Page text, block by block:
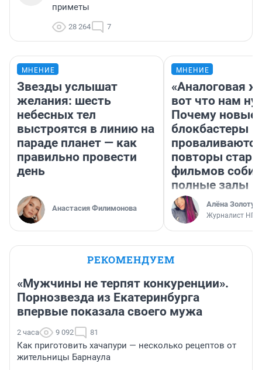
приметы
28 264 7
МНЕНИЕ
Звезды услышат
желания: шесть
небесных тел
выстроятся в линию на
параде планет — как
правильно провести
день
Анастасия Филимонова
МНЕНИЕ
«Аналоговая
вот что нам
Почему новые
блокбастеры
повторы
фильмов
полные залы
Алёна
Журналист НГС
РЕКОМЕНДУЕМ
«Мужчины не терпят конкуренции».
Порнозвезда из Екатеринбурга
впервые показала своего мужа
2 часа 9 092 81
Как приготовить хачапури — несколько рецептов от
жительницы Барнаула